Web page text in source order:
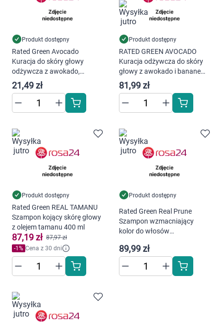
Produkt dostępny
Rated Green Avocado
Kuracja do skóry głowy
odżywcza z awokado,
bananem 50 ml
21,49 zł
Produkt dostępny
RATED GREEN AVOCADO
Kuracja odżywcza do skóry
głowy z awokado i bananem
200 ml
81,99 zł
Produkt dostępny
Rated Green REAL TAMANU
Szampon kojący skórę głowy
z olejem tamanu 400 ml
87,19 zł 87,97 zł
-1 % Cena z 30 dni
Produkt dostępny
Rated Green Real Prune
Szampon wzmacniający
kolor do włosów
89,99 zł